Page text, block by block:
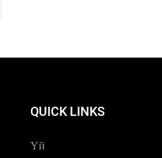
QUICK LINKS
Үй